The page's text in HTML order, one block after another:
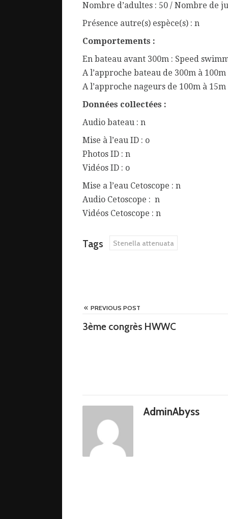
Nombre d’adultes : 50 / Nombre de
Présence autre(s) espèce(s) : n
Comportements :
En bateau avant 300m : Speed
A l’approche bateau de 300m à
A l’approche nageurs de 100m à
Données collectées :
Audio bateau : n
Mise à l’eau ID : o
Photos ID : n
Vidéos ID : o
Mise a l’eau Cetoscope : n
Audio Cetoscope : n
Vidéos Cetoscope : n
Tags Stenella attenuata
PREVIOUS POST
3ème congrès HWWC
AdminAbyss